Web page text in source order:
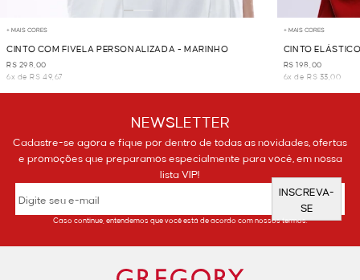
+ MAIS CORES
CINTO COM FIVELA PERSONALIZADA - MARINHO
R$ 298,00
6x de R$ 49,67
+ MAIS CORES
CINTO
R$ 198,00
6x de R$ 33,00
NEWSLETTER
Cadastre-se agora e fique por dentro de todas as novidades, ofertas
e promoções que preparamos especialmente para você, em nossa
lista VIP!
INSCREVA-
SE
Caso continue, entendemos que você está de acordo com nossos termos.